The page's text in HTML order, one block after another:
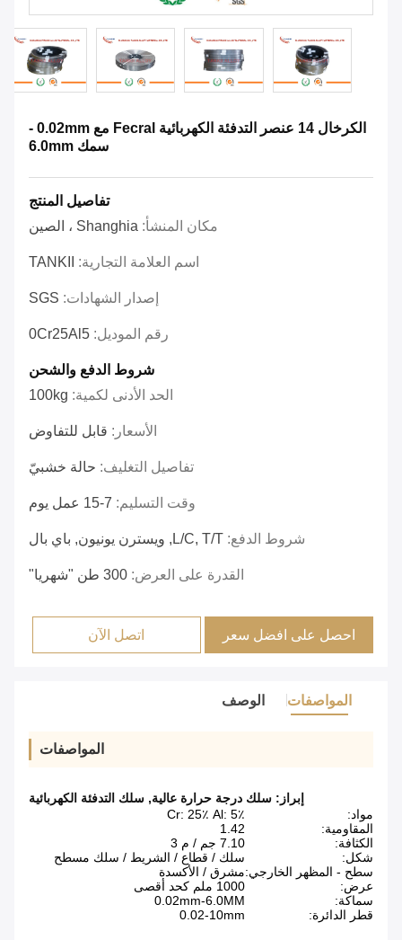
الكرخال 14 عنصر التدفئة الكهربائية Fecral مع 0.02mm -
سمك 6.0mm
تفاصيل المنتج
مكان المنشأ: Shanghia ، الصين
اسم العلامة التجارية: TANKII
إصدار الشهادات: SGS
رقم الموديل: 0Cr25Al5
شروط الدفع والشحن
الحد الأدنى لكمية: 100kg
الأسعار: قابل للتفاوض
تفاصيل التغليف: حالة خشبيّ
وقت التسليم: 7-15 عمل يوم
شروط الدفع: L/C, T/T, ويسترن يونيون, باي بال
القدرة على العرض: 300 طن "شهريا"
احصل على افضل سعر اتصل الآن
المواصفات الوصف
المواصفات
إبراز: سلك درجة حرارة عالية, سلك التدفئة الكهربائية
مواد:
Cr: 25٪ Al: 5٪
المقاومية:
1.42
الكثافة:
7.10 جم / م 3
شكل:
سلك / قطاع / الشريط / سلك مسطح
سطح - المظهر الخارجي:مشرق / الأكسدة
عرض:
1000 ملم كحد أقصى
سماكة:
0.02mm-6.0MM
قطر الدائرة:
0.02-10mm